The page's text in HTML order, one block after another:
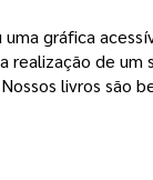
gráfica
realização de um
livros são